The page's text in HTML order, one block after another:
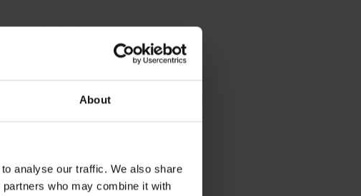
About
analyse our traffic. We also share
who may combine it with
lor de valoare
pentru clienți și eficiența
soluții inovatoare care
încântați să primim